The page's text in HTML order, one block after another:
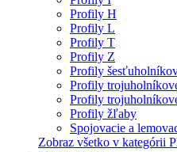
Profily H
Profily L
Profily T
Profily Z
Profily
Profily
Profily
Profily žľaby
Spojovacie a
Zobraz všetko v kategórii